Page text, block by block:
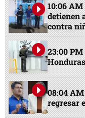
10:06 AM
detienen
contra
23:00 PM
08:04
regresar